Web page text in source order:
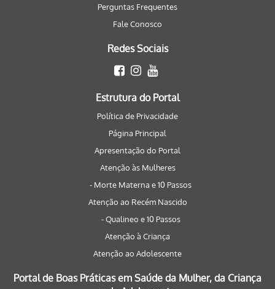
Perguntas Frequentes
Fale Conosco
Redes Sociais
Estrutura do Portal
Política de Privacidade
Página Principal
Apresentação do Portal
Atenção às Mulheres
- Morte Materna e 10 Passos
Atenção ao Recém Nascido
- Qualineo e 10 Passos
Atenção à Criança
Atenção ao Adolescente
Portal de Boas Práticas em Saúde da Mulher, da Criança